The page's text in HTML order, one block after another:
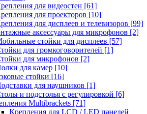
для видеостен [61]
для проекторов [10]
для дисплеев и телевизоров [99]
аксессуары для микрофонов [2]
стойки для дисплеев [57]
для громкоговорителей [1]
для микрофонов [2]
для камер [10]
стойки [16]
для наушников [1]
и подстолья с регулировкой [6]
Multibrackets [71]
Крепления для LCD / LED панелей